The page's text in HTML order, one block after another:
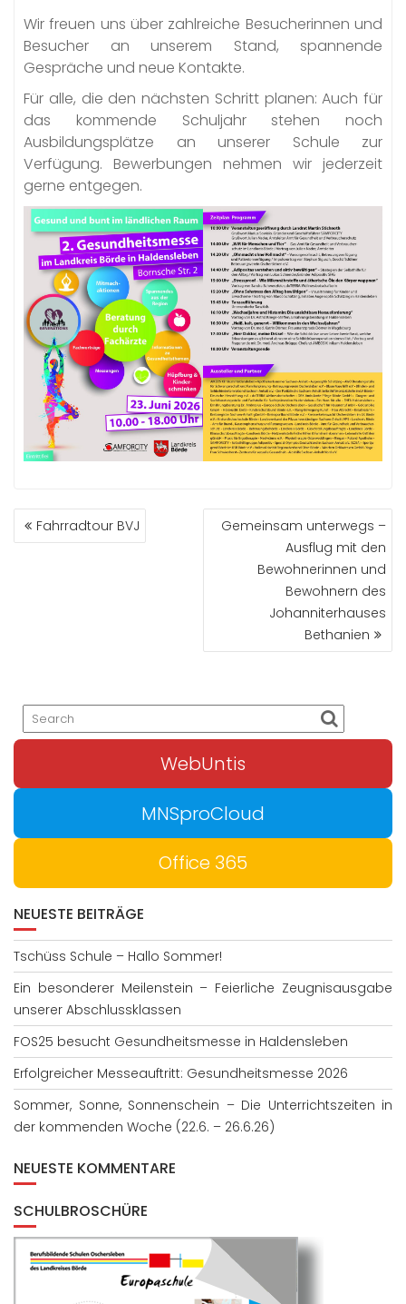
Wir freuen uns über zahlreiche Besucherinnen und
Besucher an unserem Stand, spannende
Gespräche und neue Kontakte.
Für alle, die den nächsten Schritt planen: Auch für
das kommende Schuljahr stehen noch
Ausbildungsplätze an unserer Schule zur
Verfügung. Bewerbungen nehmen wir jederzeit
gerne entgegen.
BEITRAGS-
NAVIGATION
Fahrradtour BVJ
Gemeinsam unterwegs –
Ausflug mit den
Bewohnerinnen und
Bewohnern des
Johanniterhauses
Bethanien
WebUntis
MNSproCloud
Office 365
NEUESTE BEITRÄGE
Tschüss Schule – Hallo Sommer!
Ein besonderer Meilenstein – Feierliche Zeugnisausgabe
unserer Abschlussklassen
FOS25 besucht Gesundheitsmesse in Haldensleben
Erfolgreicher Messeauftritt: Gesundheitsmesse 2026
Sommer, Sonne, Sonnenschein – Die Unterrichtszeiten in
der kommenden Woche (22.6. – 26.6.26)
NEUESTE KOMMENTARE
SCHULBROSCHÜRE